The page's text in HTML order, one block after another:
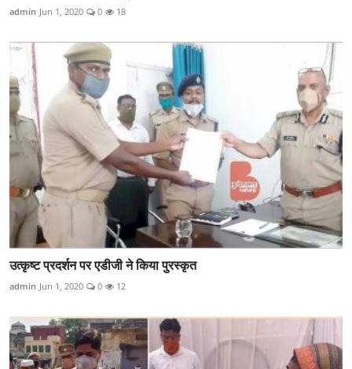
admin Jun 1, 2020 0 18
उत्कृष्ट प्रदर्शन पर एडीजी ने किया पुरस्कृत
admin Jun 1, 2020 0 12